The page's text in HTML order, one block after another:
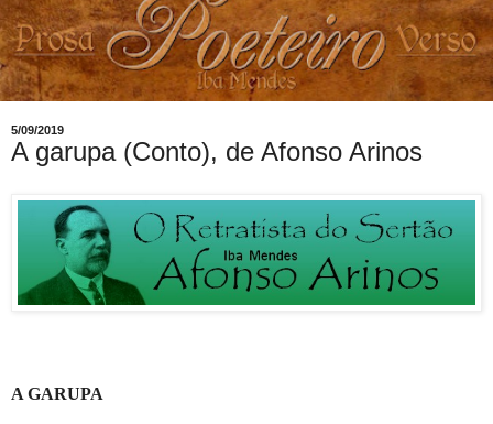
5/09/2019
A garupa (Conto), de Afonso Arinos
A GARUPA